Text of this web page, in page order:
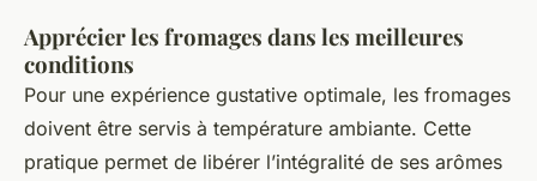
Apprécier les fromages dans les meilleures
conditions
Pour une expérience gustative optimale, les fromages
doivent être servis à température ambiante. Cette
pratique permet de libérer l’intégralité de ses arômes